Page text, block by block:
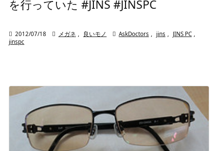
を行っていた #JINS #JINSPC
 2012/07/18  メガネ 良いモノ  AskDoctors jins JINS PC
jinspc